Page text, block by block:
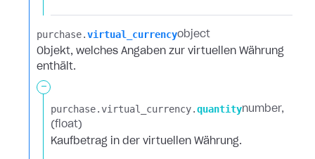
purchase.​virtual_currencyobject
Objekt, welches Angaben zur virtuellen Währung
enthält.
-
purchase.​virtual_currency.​quantitynumber
(float)
Kaufbetrag in der virtuellen Währung.